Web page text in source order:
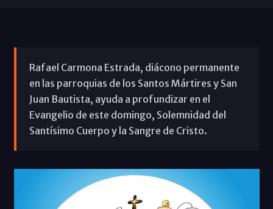
Rafael Carmona Estrada, diácono permanente
en las parroquias de los Santos Mártires y San
Juan Bautista, ayuda a profundizar en el
Evangelio de este domingo, Solemnidad del
Santísimo Cuerpo y la Sangre de Cristo.